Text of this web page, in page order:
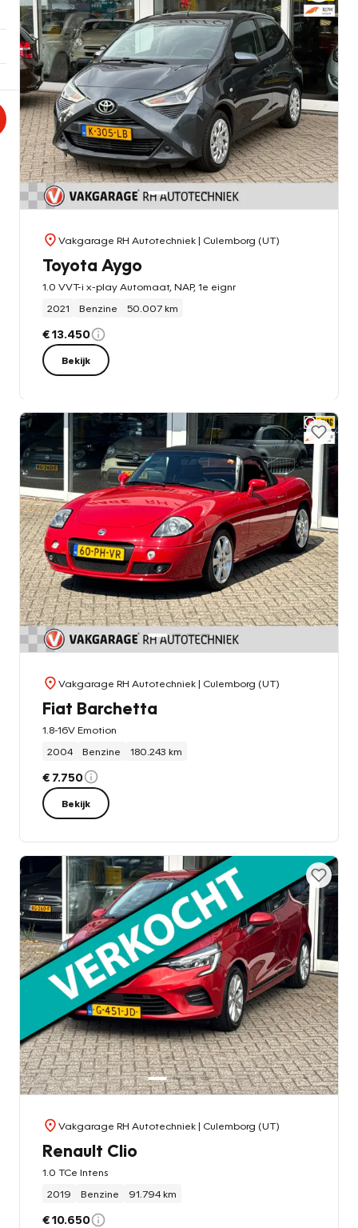
Vakgarage RH Autotechniek| Culemborg (UT)
Toyota Aygo
1.0 VVT-i x-play Automaat, NAP, 1e eignr
2021
Benzine 50.007 km
€ 13.450
Bekijk
Vakgarage RH Autotechniek| Culemborg (UT)
Fiat Barchetta
1.8-16V Emotion
2004
Benzine 180.243 km
€ 7.750
Bekijk
Vakgarage RH Autotechniek| Culemborg (UT)
Renault Clio
1.0 TCe Intens
2019
Benzine 91.794 km
€ 10.650